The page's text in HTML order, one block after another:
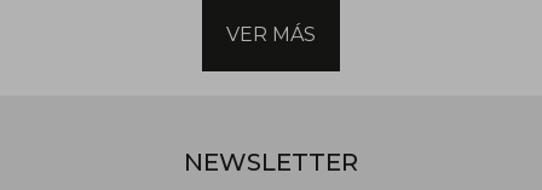
VER MÁS
NEWSLETTER